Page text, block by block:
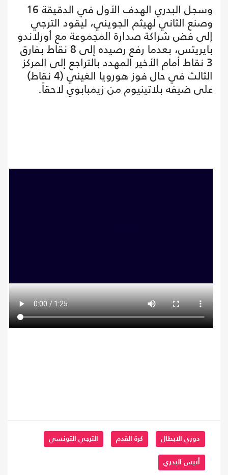
وسجل البدري الهدف الأول في الدقيقة 16
وصنع الثاني لهيثم الجويني، ليقود الترجي
إلى فض شراكة صدارة المجموعة مع أورلاندو
بايريتس، بعدما رفع رصيده إلى 8 نقاط بفارق
3 نقاط أمام الأخير المهدد بالتراجع إلى المركز
الثالث في حال فوز هورويا الغيني (4 نقاط)
على ضيفه بلاتينيوم من زيمبابوي لاحقاً.
دوري الابطال كرة القدم الترجي التونسي
أنيس البدري